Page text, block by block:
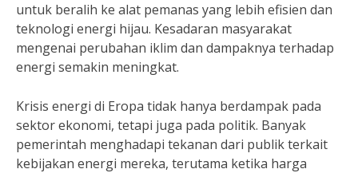
untuk beralih ke alat pemanas yang lebih efisien dan
teknologi energi hijau. Kesadaran masyarakat
mengenai perubahan iklim dan dampaknya terhadap
energi semakin meningkat.
Krisis energi di Eropa tidak hanya berdampak pada
sektor ekonomi, tetapi juga pada politik. Banyak
pemerintah menghadapi tekanan dari publik terkait
kebijakan energi mereka, terutama ketika harga